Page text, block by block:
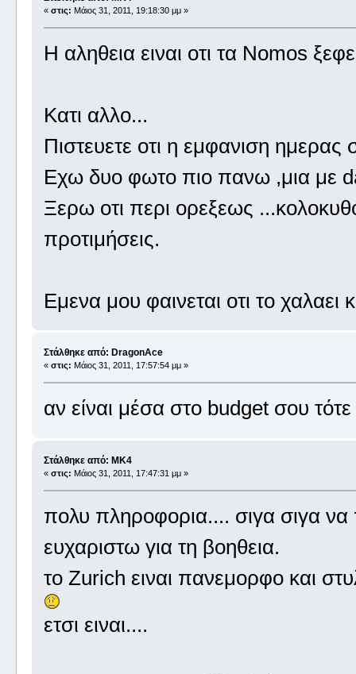
« στις: Μάιος 31, 2011, 19:18:30 μμ »
Η αληθεια ειναι οτι τα Nomos
Κατι αλλο...
Πιστευετε οτι η εμφανιση ημερας
Εχω δυο φωτο πιο πανω ,μια με
Ξερω οτι περι ορεξεως
προτιμήσεις.
Εμενα μου φαινεται οτι το χαλαει
Στάλθηκε από: DragonAce
« στις: Μάιος 31, 2011, 17:57:54 μμ »
αν είναι μέσα στο budget σου
Στάλθηκε από: MK4
« στις: Μάιος 31, 2011, 17:47:31 μμ »
πολυ πληροφορια.... σιγα σιγα
ευχαριστω για τη βοηθεια.
το Zurich ειναι πανεμορφο και
ετσι ειναι....